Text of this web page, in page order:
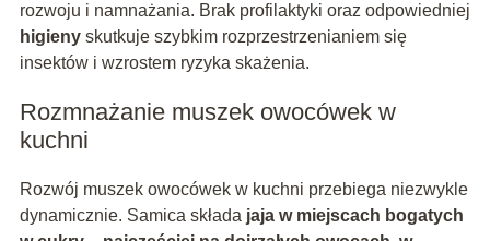
rozwoju i namnażania. Brak profilaktyki oraz odpowiedniej
higienyskutkuje szybkim rozprzestrzenianiem się
insektów i wzrostem ryzyka skażenia.
Rozmnażanie muszek owocówek w
kuchni
Rozwój muszek owocówek w kuchni przebiega niezwykle
dynamicznie. Samica składa jaja w miejscach bogatych